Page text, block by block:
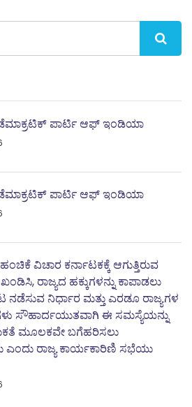
ಪಾರ್ಟಿ ಆಫ್ ಇಂಡಿಯಾ
ಪಾರ್ಟಿ ಆಫ್ ಇಂಡಿಯಾ
ವಿಚಾರ ಕರ್ನಾಟಕಕ್ಕೆ ಆಗುತ್ತಿರುವ
ರಾಜ್ಯದ ಹಕ್ಕುಗಳನ್ನು ಕಾಪಾಡಲು
ನಡೆಸುವ ನಿರ್ಧಾರ ಮತ್ತು ಎರಡೂ ರಾಜ್ಯಗಳ
ಸೌಹಾರ್ದಯುತವಾಗಿ ಈ ಸಮಸ್ಯೆಯನ್ನು
ಮೂಲಕವೇ ಬಗೆಹರಿಸಲು
ಎಂದು ರಾಜ್ಯ ಕಾರ್ಯಕಾರಿಣಿ ಸಭೆಯು